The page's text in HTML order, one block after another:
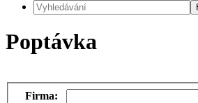
Poptávka
Firma: